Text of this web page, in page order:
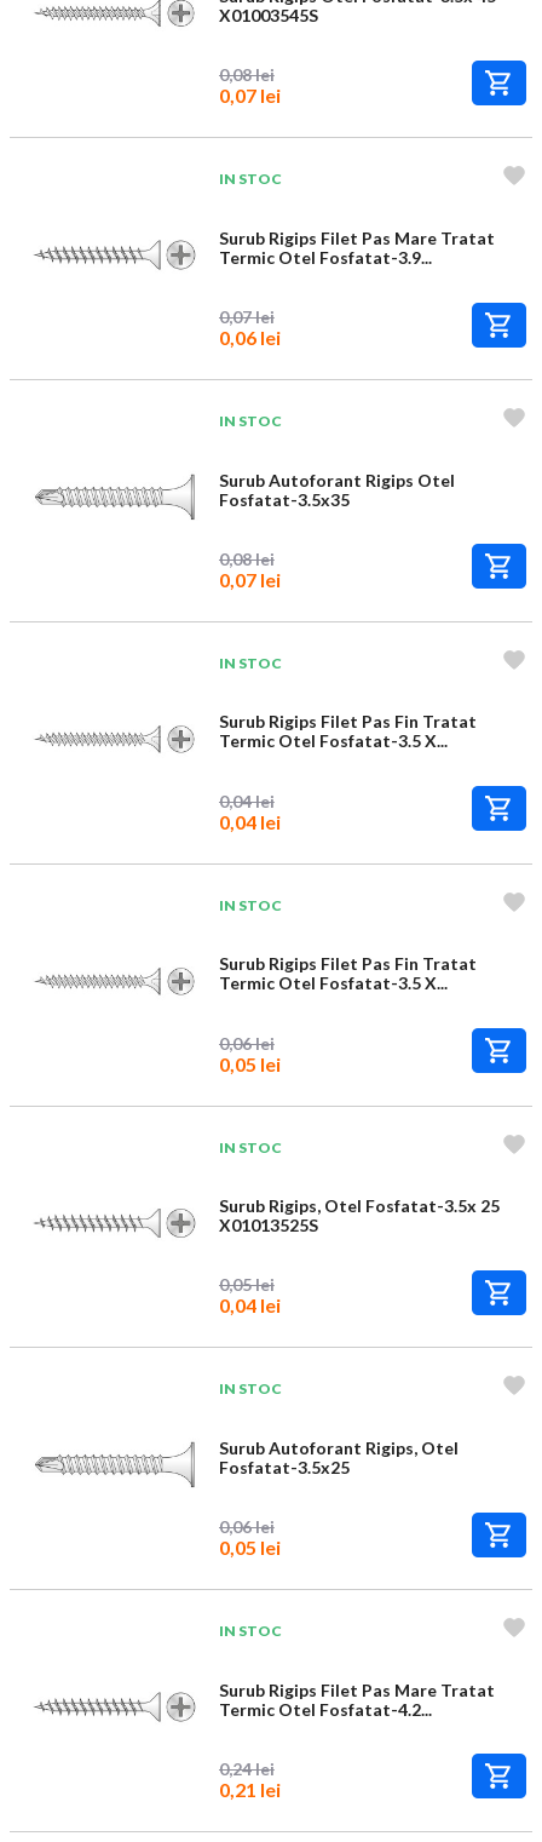
X01003545S
0,08 lei
0,07 lei
IN STOC
Surub Rigips Filet Pas Mare Tratat
Termic Otel Fosfatat-3.9...
0,07 lei
0,06 lei
IN STOC
Surub Autoforant Rigips Otel
Fosfatat-3.5x35
0,08 lei
0,07 lei
IN STOC
Surub Rigips Filet Pas Fin Tratat
Termic Otel Fosfatat-3.5 X...
0,04 lei
0,04 lei
IN STOC
Surub Rigips Filet Pas Fin Tratat
Termic Otel Fosfatat-3.5 X...
0,06 lei
0,05 lei
IN STOC
Surub Rigips, Otel Fosfatat-3.5x 25
X01013525S
0,05 lei
0,04 lei
IN STOC
Surub Autoforant Rigips, Otel
Fosfatat-3.5x25
0,06 lei
0,05 lei
IN STOC
Surub Rigips Filet Pas Mare Tratat
Termic Otel Fosfatat-4.2...
0,24 lei
0,21 lei